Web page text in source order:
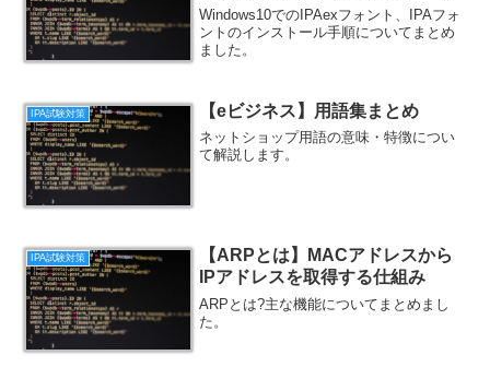
Windows10でのIPAexフォント、IPAフォ
ントのインストール手順についてまとめ
ました。
IPA試験対策 【eビジネス】用語集まとめ
ネットショップ用語の意味・特徴につい
て解説します。
IPA試験対策
【ARPとは】MACアドレスから
IPアドレスを取得する仕組み
ARPとは?主な機能についてまとめまし
た。